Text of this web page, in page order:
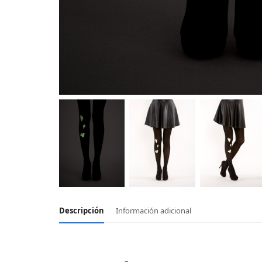
Descripción Información adicional